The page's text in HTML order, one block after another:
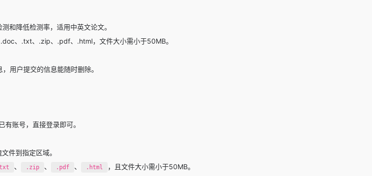
和降低检测率，适用中英文论文。
、.txt、.zip、.pdf、.html，文件大小需小于50MB。
用户提交的信息能随时删除。
有账号，直接登录即可。
件到指定区域。
、 .zip 、 .pdf 、 .html
，且文件大小需小于50MB。